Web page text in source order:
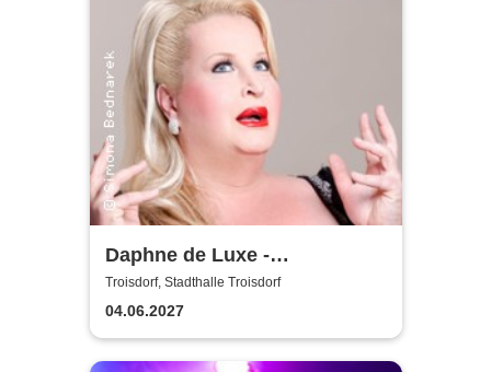
Daphne de Luxe -
Geduldsproben
Troisdorf, Stadthalle Troisdorf
04.06.2027